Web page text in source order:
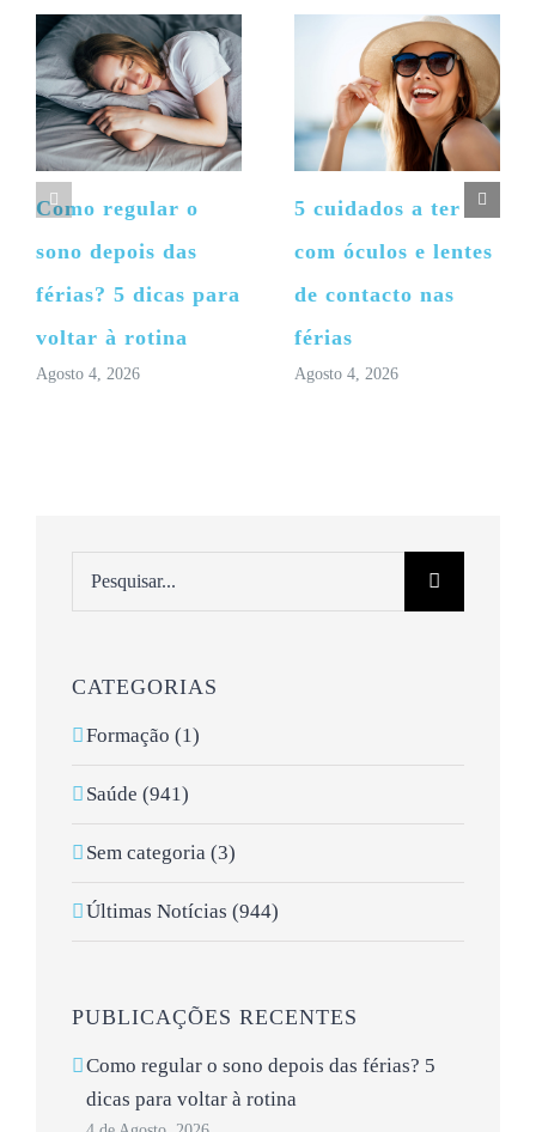
Como regular o
sono depois das
férias? 5 dicas para
voltar à rotina
Agosto 4, 2026
5 cuidados a ter
com óculos e lentes
de contacto nas
férias
Agosto 4, 2026
CATEGORIAS
Formação (1)
Saúde (941)
Sem categoria (3)
Últimas Notícias (944)
PUBLICAÇÕES RECENTES
Como regular o sono depois das férias? 5
dicas para voltar à rotina